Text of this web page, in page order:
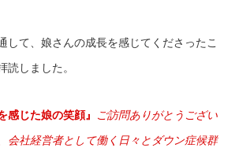
して、娘さんの成長を感じてくださったこ
読しました。
感じた娘の笑顔』 ご訪問ありがとうござい
会社経営者として働く日々とダウン症候群